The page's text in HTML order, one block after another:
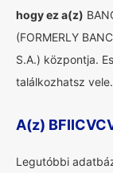
hogy ez a(z)
(FORMERLY
S.A.) központja.
találkozhatsz vele.
A(z)
Legutóbbi